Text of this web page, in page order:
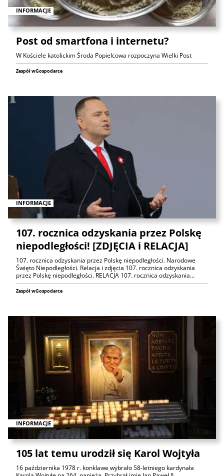
INFORMACJE
Post od smartfona i internetu?
W Kościele katolickim Środa Popielcowa rozpoczyna Wielki Post
Zespół wGospodarce
INFORMACJE
107. rocznica odzyskania przez Polskę
niepodległości! [ZDJĘCIA i RELACJA]
107. rocznica odzyskania przez Polskę niepodległości. Narodowe
Święto Niepodległości. Relacja i zdjęcia 107. rocznica odzyskania
przez Polskę niepodległości. RELACJA 107. rocznica odzyskania…
Zespół wGospodarce
INFORMACJE
105 lat temu urodził się Karol Wojtyła
16 października 1978 r. konklawe wybrało 58-letniego kardynała